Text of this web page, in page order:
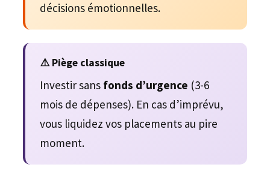
décisions émotionnelles.
⚠️ Piège classique
Investir sans fonds d’urgence (3-6
mois de dépenses). En cas d’imprévu,
vous liquidez vos placements au pire
moment.